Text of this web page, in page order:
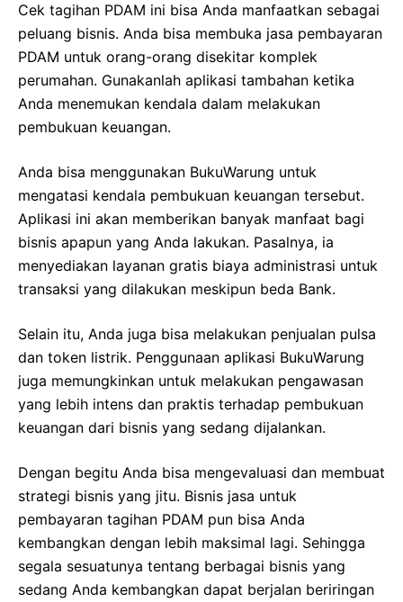
Cek tagihan PDAM ini bisa Anda manfaatkan sebagai
peluang bisnis. Anda bisa membuka jasa pembayaran
PDAM untuk orang-orang disekitar komplek
perumahan. Gunakanlah aplikasi tambahan ketika
Anda menemukan kendala dalam melakukan
pembukuan keuangan.
Anda bisa menggunakan BukuWarung untuk
mengatasi kendala pembukuan keuangan tersebut.
Aplikasi ini akan memberikan banyak manfaat bagi
bisnis apapun yang Anda lakukan. Pasalnya, ia
menyediakan layanan gratis biaya administrasi untuk
transaksi yang dilakukan meskipun beda Bank.
Selain itu, Anda juga bisa melakukan penjualan pulsa
dan token listrik. Penggunaan aplikasi BukuWarung
juga memungkinkan untuk melakukan pengawasan
yang lebih intens dan praktis terhadap pembukuan
keuangan dari bisnis yang sedang dijalankan.
Dengan begitu Anda bisa mengevaluasi dan membuat
strategi bisnis yang jitu. Bisnis jasa untuk
pembayaran tagihan PDAM pun bisa Anda
kembangkan dengan lebih maksimal lagi. Sehingga
segala sesuatunya tentang berbagai bisnis yang
sedang Anda kembangkan dapat berjalan beriringan